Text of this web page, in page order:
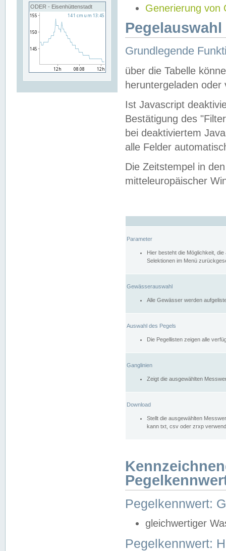
ODER - Eisenhüttenstadt
Generierung von
Grundlegende
über die Tabelle
heruntergeladen oder
Ist Javascript
Bestätigung des
bei deaktiviertem
alle Felder
Die Zeitstempel in
mitteleuropäischer
Parameter
Hier besteht die Möglichkeit,
Selektionen im Menü
Gewässerauswahl
Alle Gewässer werden
Auswahl des Pegels
Die Pegellisten zeigen alle
Ganglinien
Zeigt die ausgewählten
Download
Stellt die ausgewählten
kann txt, csv oder zrxp
Pegelkennwert:
gleichwertiger
Pegelkennwert: